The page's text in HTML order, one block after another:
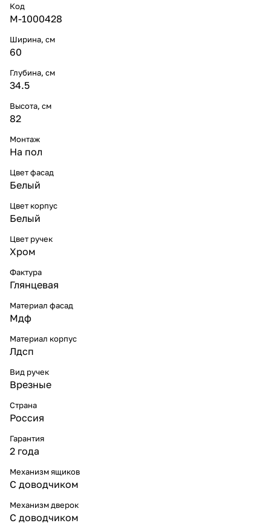
Тумба с раковиной Francesca
Доминго 70 напольная, 2 двери,
белая
Тумба с раковиной Francesca
22 491 ₽ x 1 шт
ящика, белая
Тумба с раковиной Francesca
27 432 ₽ x 1 шт
Доминго М70 напольная, 3 двери, 2
22 473 ₽ x 1 шт
2 ящика, белая
Зеркало со шкафчиком Francesca
Доминго 120 свет, белый
15 489 ₽ x 1 шт
Зеркало со шкафчиком Francesca
Код
M-1000428
Ширина, см
60
Глубина, см
34.5
Высота, см
82
Монтаж
На пол
Цвет фасад
Белый
Цвет корпус
Белый
Цвет ручек
Хром
Фактура
Глянцевая
Материал фасад
Мдф
Материал корпус
Лдсп
Вид ручек
Врезные
Страна
Россия
Гарантия
2 года
Механизм ящиков
С доводчиком
Механизм дверок
С доводчиком